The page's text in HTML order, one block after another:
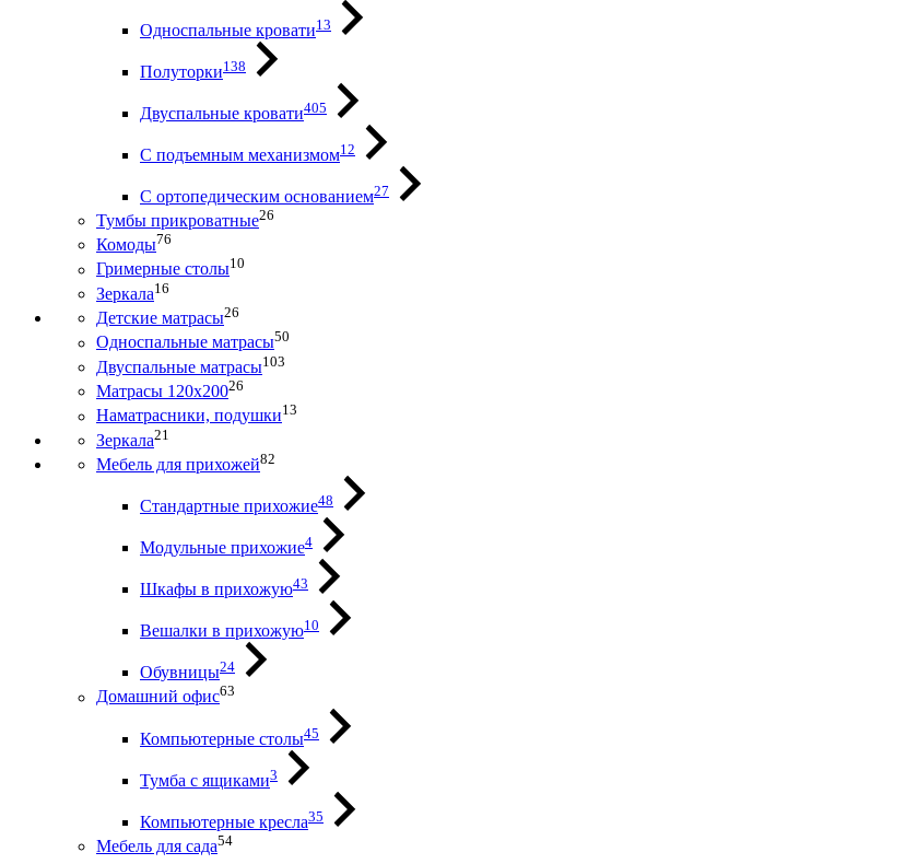
Односпальные кровати13
Полуторки138
Двуспальные кровати405
С подъемным механизмом12
С ортопедическим основанием27
Тумбы прикроватные26
Комоды76
Гримерные столы10
Зеркала16
Детские матрасы26
Односпальные матрасы50
Двуспальные матрасы103
Матрасы 120х20026
Наматрасники, подушки13
Зеркала21
Мебель для прихожей82
Стандартные прихожие48
Модульные прихожие4
Шкафы в прихожую43
Вешалки в прихожую10
Обувницы24
Домашний офис63
Компьютерные столы45
Тумба с ящиками3
Компьютерные кресла35
Мебель для сада54